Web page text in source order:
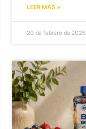
LEER MÁS »
20 de febrero de 2026